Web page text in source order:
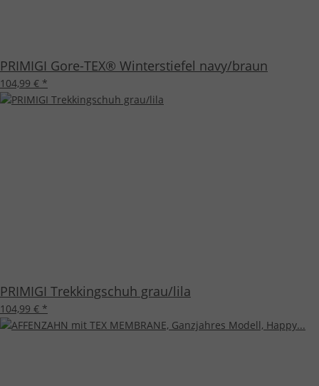
PRIMIGI Gore-TEX® Winterstiefel navy/braun
104,99 € *
PRIMIGI Trekkingschuh grau/lila
104,99 € *